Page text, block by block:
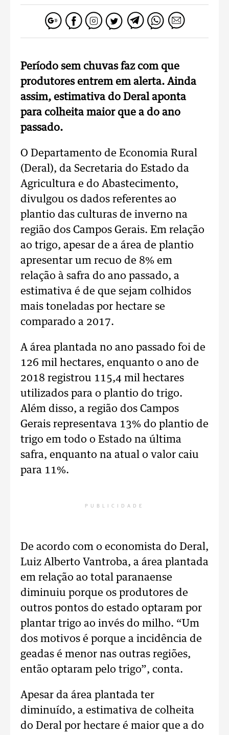
Período sem chuvas faz com que
produtores entrem em alerta. Ainda
assim, estimativa do Deral aponta
para colheita maior que a do ano
passado.
O Departamento de Economia Rural
(Deral), da Secretaria do Estado da
Agricultura e do Abastecimento,
divulgou os dados referentes ao
plantio das culturas de inverno na
região dos Campos Gerais. Em relação
ao trigo, apesar de a área de plantio
apresentar um recuo de 8% em
relação à safra do ano passado, a
estimativa é de que sejam colhidos
mais toneladas por hectare se
comparado a 2017.
A área plantada no ano passado foi de
126 mil hectares, enquanto o ano de
2018 registrou 115,4 mil hectares
utilizados para o plantio do trigo.
Além disso, a região dos Campos
Gerais representava 13% do plantio de
trigo em todo o Estado na última
safra, enquanto na atual o valor caiu
para 11%.
PUBLICIDADE
De acordo com o economista do Deral,
Luiz Alberto Vantroba, a área plantada
em relação ao total paranaense
diminuiu porque os produtores de
outros pontos do estado optaram por
plantar trigo ao invés do milho. “Um
dos motivos é porque a incidência de
geadas é menor nas outras regiões,
então optaram pelo trigo”, conta.
Apesar da área plantada ter
diminuído, a estimativa de colheita
do Deral por hectare é maior que a do